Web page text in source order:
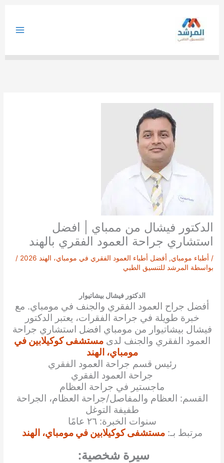
الدكتور فيشال من ممباي | افضل
استشاري جراحة العمود الفقري بالهند
/ أطباء مومباي, أفضل أطباء العمود الفقري في مومباي، الهند 2026
/
بواسطة المرشد للتنسيق الطبي
الدكتور فيشال بيشاتيوار
أفضل جراح العمود الفقري والجنف في مومباي. مع
خبرة طويلة في جراحة الفقرات، يعتبر الدكتور
فيشال بيشاتيوار من مومباي افضل استشاري جراحة
العمود الفقري والجنف لدىمستشفى كوكيلابين في
مومباي، الهند
رئيس قسم جراحة العمود الفقري
جراحة العمود الفقري
ماجستير في جراحة العظام
القسم: العظام والمفاصل/جراحة العظام، الجراحة
طفيفة التوغل
سنوات الخبرة: ٢٦ عامًا
مرتبط بـ:مستشفى كوكيلابين في مومباي، الهند
سيرة شخصية: